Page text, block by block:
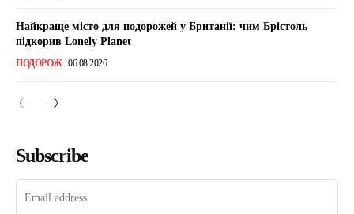
Найкраще місто для подорожей у Британії: чим Брістоль
підкорив Lonely Planet
ПОДОРОЖ 06.08.2026
Subscribe